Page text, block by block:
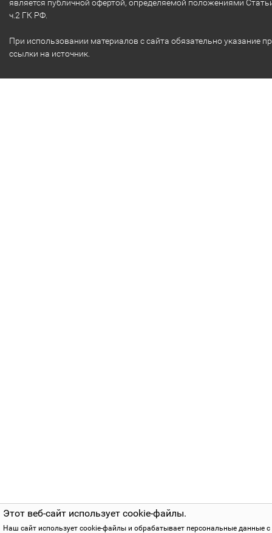
Этот веб-сайт использует cookie-файлы.
Наш сайт использует cookie-файлы и обрабатывает персональные данные с
является публичной офертой, определяемой положениями
ч.2 ГК РФ.
При использовании материалов с сайта обязательно указание
ссылки на источник.